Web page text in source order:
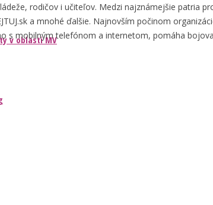
v oblasti MV
rodičov i učiteľov. Medzi najznámejšie patria
a mnohé ďalšie. Najnovším počinom
s mobilným telefónom a internetom, pomáha